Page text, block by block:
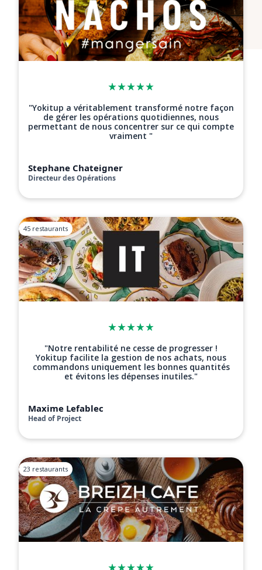
"Yokitup a véritablement transformé notre façon
de gérer les opérations quotidiennes, nous
permettant de nous concentrer sur ce qui compte
vraiment "
Stephane Chateigner
Directeur des Opérations
45 restaurants
"Notre rentabilité ne cesse de progresser !
Yokitup facilite la gestion de nos achats, nous
commandons uniquement les bonnes quantités
et évitons les dépenses inutiles."
Maxime Lefablec
Head of Project
23 restaurants